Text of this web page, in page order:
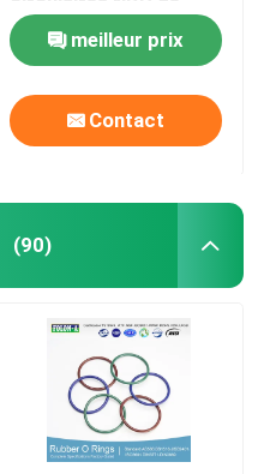
compresseurs à gaz 70
- 90
meilleur prix
Contact
(90)